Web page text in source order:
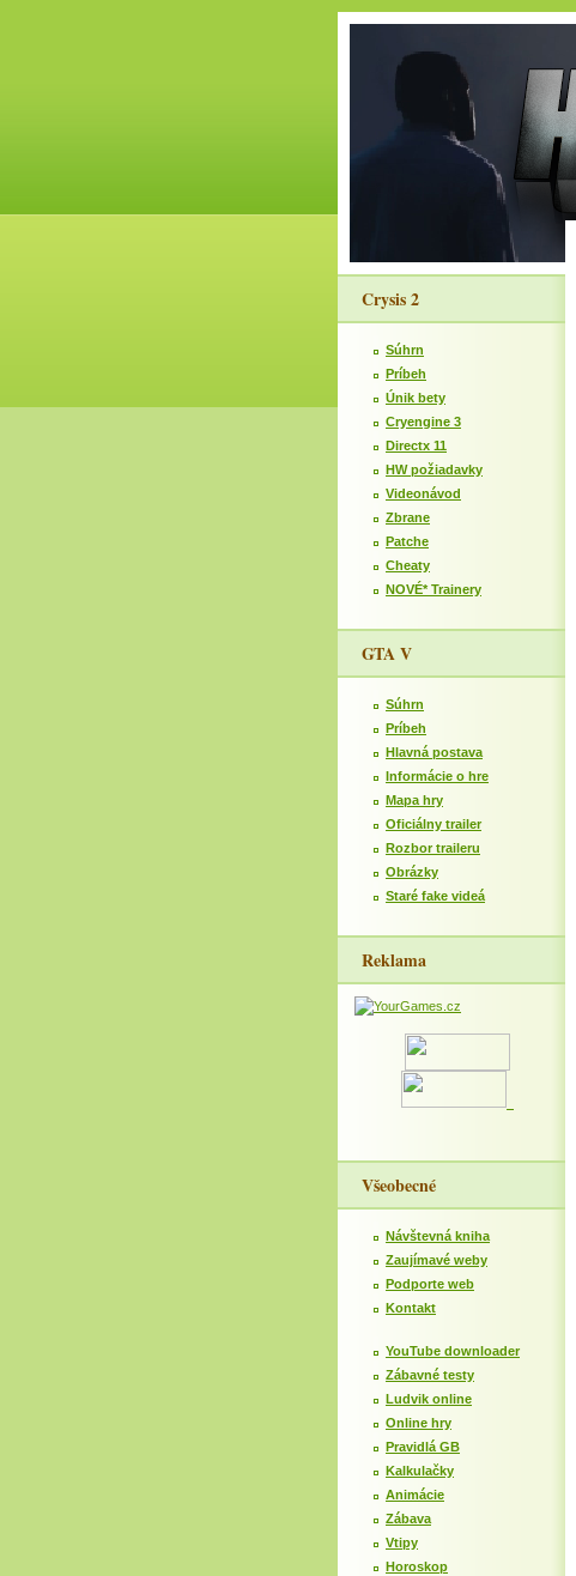
Crysis 2
Súhrn
Príbeh
Únik bety
Cryengine 3
Directx 11
HW požiadavky
Videonávod
Zbrane
Patche
Cheaty
NOVÉ* Trainery
GTA V
Súhrn
Príbeh
Hlavná postava
Informácie o hre
Mapa hry
Oficiálny trailer
Rozbor traileru
Obrázky
Staré fake videá
Reklama
Všeobecné
Návštevná kniha
Zaujímavé weby
Podporte web
Kontakt
YouTube downloader
Zábavné testy
Ludvik online
Online hry
Pravidlá GB
Kalkulačky
Animácie
Zábava
Vtipy
Horoskop